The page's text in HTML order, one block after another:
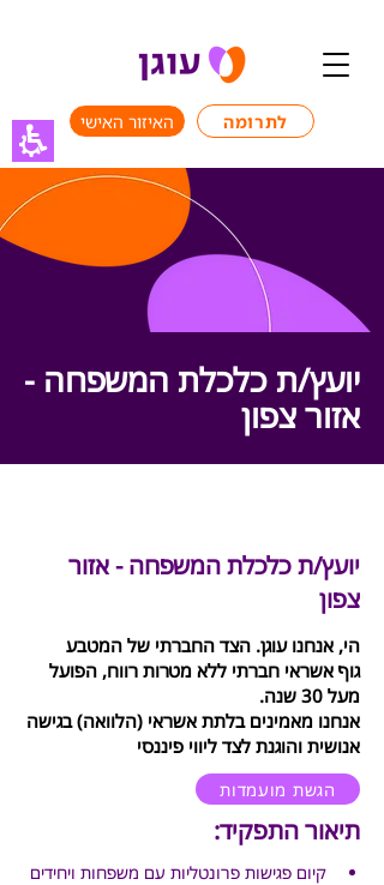
האיזור האישי לתרומה
יועץ/ת כלכלת המשפחה -
אזור צפון
יועץ/ת כלכלת המשפחה - אזור
צפון
הי, אנחנו עוגן. הצד החברתי של המטבע
גוף אשראי חברתי ללא מטרות רווח, הפועל
מעל 30 שנה.
אנחנו מאמינים בלתת אשראי (הלוואה) בגישה
אנושית והוגנת לצד ליווי פיננסי
הגשת מועמדות
תיאור התפקיד:
קיום פגישות פרונטליות עם משפחות ויחידים